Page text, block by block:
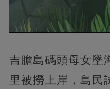
吉膽島碼頭母女墜
里被撈上岸，島民